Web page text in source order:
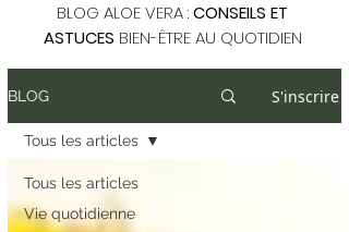
BLOG ALOE VERA :CONSEILS ET
ASTUCES BIEN-ÊTRE AU QUOTIDIEN
BLOG S'inscrire
Tous les articles
Vie quotidienne
Tous les articles